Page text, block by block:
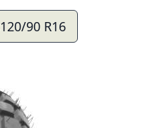
120/90 R16